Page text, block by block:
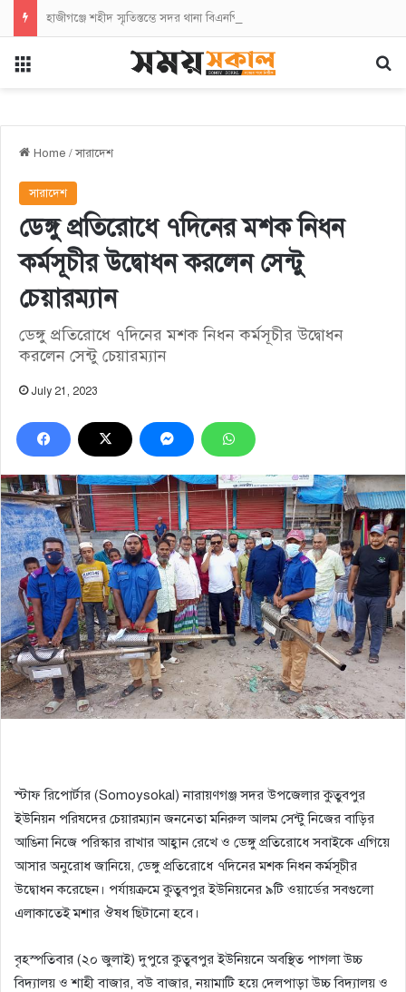
হাজীগঞ্জে শহীদ স্মৃতিস্তম্ভে সদর থানা বিএনপির পুষ্পস্তবক অর্পণ
Home /সারাদেশ
সারাদেশ
ডেঙ্গু প্রতিরোধে ৭দিনের মশক নিধন
কর্মসূচীর উদ্বোধন করলেন সেন্টু
চেয়ারম্যান
ডেঙ্গু প্রতিরোধে ৭দিনের মশক নিধন কর্মসূচীর উদ্বোধন
করলেন সেন্টু চেয়ারম্যান
July 21, 2023
স্টাফ রিপোর্টার (Somoysokal) নারায়ণগঞ্জ সদর উপজেলার কুতুবপুর
ইউনিয়ন পরিষদের চেয়ারম্যান জননেতা মনিরুল আলম সেন্টু নিজের বাড়ির
আঙিনা নিজে পরিস্কার রাখার আহ্বান রেখে ও ডেঙ্গু প্রতিরোধে সবাইকে এগিয়ে
আসার অনুরোধ জানিয়ে, ডেঙ্গু প্রতিরোধে ৭দিনের মশক নিধন কর্মসূচীর
উদ্বোধন করেছেন। পর্যায়ক্রমে কুতুবপুর ইউনিয়নের ৯টি ওয়ার্ডের সবগুলো
এলাকাতেই মশার ঔষধ ছিটানো হবে।
বৃহস্পতিবার (২০ জুলাই) দুপুরে কুতুবপুর ইউনিয়নে অবস্থিত পাগলা উচ্চ
বিদ্যালয় ও শাহী বাজার, বউ বাজার, নয়ামাটি হয়ে দেলপাড়া উচ্চ বিদ্যালয় ও